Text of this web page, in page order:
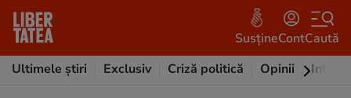
SusțineContCaută
Ultimele știri
Exclusiv Criză politică Opinii